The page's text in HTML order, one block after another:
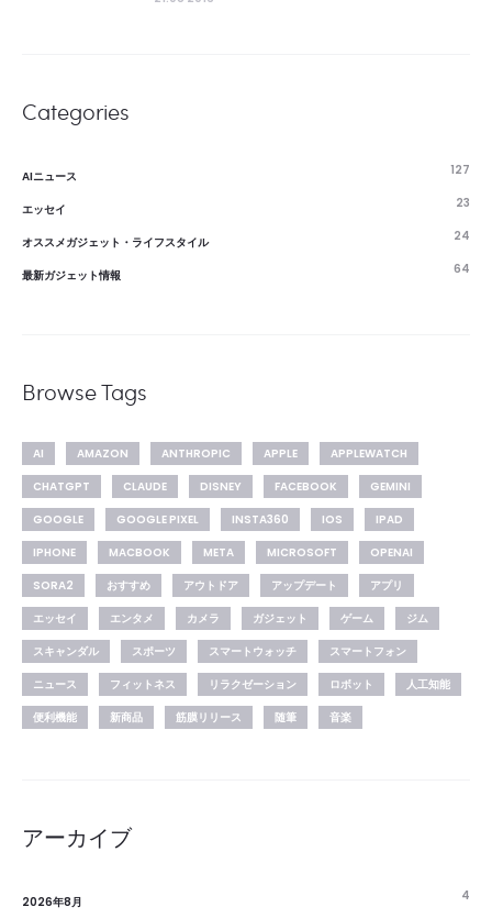
Categories
AIニュース 127
エッセイ 23
オススメガジェット・ライフスタイル 24
最新ガジェット情報 64
Browse Tags
AI AMAZON ANTHROPIC APPLE
APPLEWATCH
CHATGPT
CLAUDE DISNEY FACEBOOK
GEMINI
GOOGLE
GOOGLE PIXEL INSTA360 IOS
IPAD
IPHONE
MACBOOK META MICROSOFT
OPENAI
SORA2
おすすめ アウトドア アップデート
アプリ
エッセイ
エンタメ カメラ ガジェット ゲーム
ジム
スキャンダル
スポーツ スマートウォッチ
スマートフォン
ニュース
フィットネス リラクゼーション ロボット
人工知能
便利機能
新商品 筋膜リリース 随筆 音楽
アーカイブ
2026年8月 4